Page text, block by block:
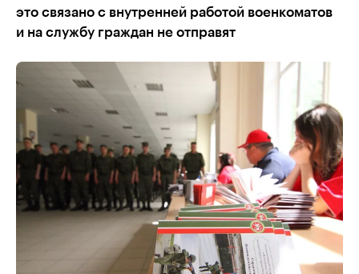
это связано с внутренней работой военкоматов
и на службу граждан не отправят